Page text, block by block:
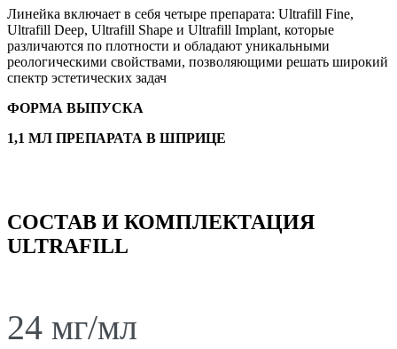
Линейка включает в себя четыре препарата: Ultrafill Fine,
Ultrafill Deep, Ultrafill Shape и Ultrafill Implant, которые
различаются по плотности и обладают уникальными
реологическими свойствами, позволяющими решать широкий
спектр эстетических задач
ФОРМА ВЫПУСКА
1,1 МЛ ПРЕПАРАТА В ШПРИЦЕ
СОСТАВ И КОМПЛЕКТАЦИЯ
ULTRAFILL
24 мг/мл